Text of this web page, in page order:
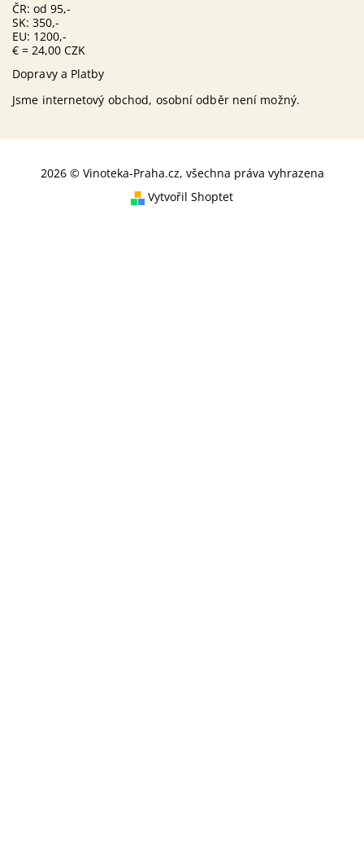
ČR: od 95,-
SK: 350,-
EU: 1200,-
€ = 24,00 CZK
Dopravy a Platby
Jsme internetový obchod, osobní odběr není možný.
2026 © Vinoteka-Praha.cz, všechna práva vyhrazena
Vytvořil Shoptet